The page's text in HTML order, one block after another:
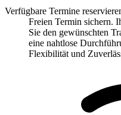
Verfügbare Termine
Freien Termin sichern.
Sie den gewünschten
eine nahtlose
Flexibilität und